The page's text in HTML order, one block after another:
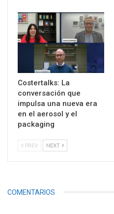
Costertalks: La
conversación que
impulsa una nueva era
en el aerosol y el
packaging
PREV NEXT
COMENTARIOS